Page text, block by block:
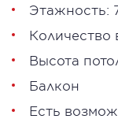
Этажность:
Количество
Высота
Балкон
Есть